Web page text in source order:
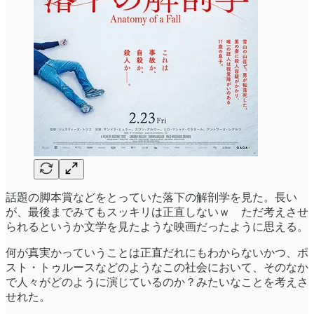
話題の脚本賞などをとっていた落下の解剖学を見た。長い
が、最後までみてもスッキリは正直しないｗ ただ考えさせ
られるというか文学を見たような映画だったように思える。
何が真実かっていうことは正直だれにもわからないかつ、ポ
スト・トゥルースなどのようなこの社会において、そのなか
で人々がどのように演じているのか？みたいなことを考えさ
せれた。